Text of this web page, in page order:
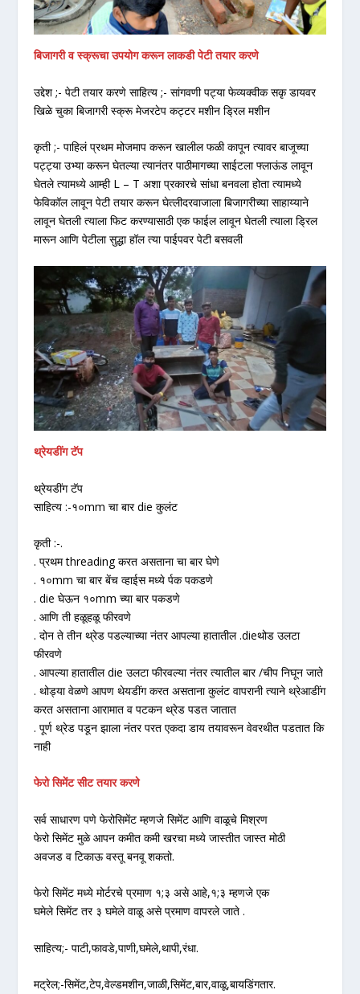
बिजागरी व स्क्रूचा उपयोग करून लाकडी पेटी तयार करणे
उद्देश ;- पेटी तयार करणे साहित्य ;- सांगवणी पट्या फेव्यक्वीक सकृ डायवर
खिळे चुका बिजागरी स्क्रू मेजरटेप कट्टर मशीन ड्रिल मशीन
कृती ;- पाहिलं प्रथम मोजमाप करून खालील फळी कापून त्यावर बाजूच्या
पट्ट्या उभ्या करून घेतल्या त्यानंतर पाठीमागच्या साईटला फ्लाऊंड लावून
घेतले त्यामध्ये आम्ही L – T अशा प्रकारचे सांधा बनवला होता त्यामध्ये
फेविकॉल लावून पेटी तयार करून घेत्लीदरवाजाला बिजागरीच्या साहाय्याने
लावून घेतली त्याला फिट करण्यासाठी एक फाईल लावून घेतली त्याला ड्रिल
मारून आणि पेटीला सुद्धा हॉल त्या पाईपवर पेटी बसवली
थ्रेयडींग टॅप
थ्रेयडींग टॅप
साहित्य :-१०mm चा बार die कुलंट
कृती :-.
. प्रथम threading करत असताना चा बार घेणे
. १०mm चा बार बेंच व्हाईस मध्ये र्पक पकडणे
. die घेऊन १०mm च्या बार पकडणे
. आणि ती हळूहळू फीरवणे
. दोन ते तीन थ्रेड पडल्याच्या नंतर आपल्या हातातील .dieथोड उलटा
फीरवणे
. आपल्या हातातील die उलटा फीरवल्या नंतर त्यातील बार /चीप निघून जाते
. थोड्या वेळणे आपण थेयडींग करत असताना कुलंट वापरानी त्याने थ्रेआडींग
करत असताना आरामात व पटकन थ्रेड पडत जातात
. पूर्ण थ्रेड पडून झाला नंतर परत एकदा डाय तयावरून वेवरथीत पडतात कि
नाही
फेरो सिमेंट सीट तयार करणे
सर्व साधारण पणे फेरोसिमेंट म्हणजे सिमेंट आणि वाळूचे मिश्रण
फेरो सिमेंट मुळे आपन कमीत कमी खरचा मध्ये जास्तीत जास्त मोठी
अवजड व टिकाऊ वस्तू बनवू शकतो.
फेरो सिमेंट मध्ये मोर्टरचे प्रमाण १;३ असे आहे,१;३ म्हणजे एक
घमेले सिमेंट तर ३ घमेले वाळू असे प्रमाण वापरले जाते .
साहित्य;- पाटी,फावडे,पाणी,घमेले,थापी,रंधा.
मट्रेल;-सिमेंट,टेप,वेल्डमशीन,जाळी,सिमेंट,बार,वाळू,बायडिंगतार.